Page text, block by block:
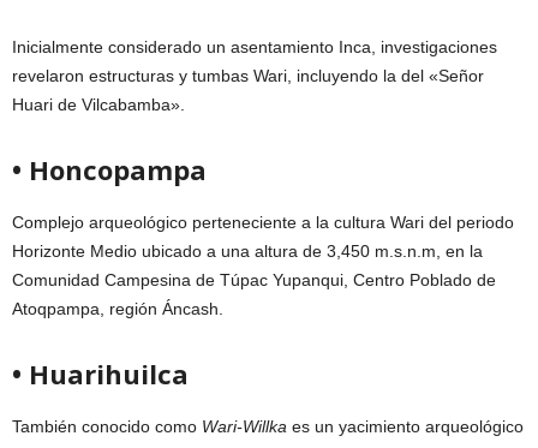
Inicialmente considerado un asentamiento Inca, investigaciones
revelaron estructuras y tumbas Wari, incluyendo la del «Señor
Huari de Vilcabamba».
• Honcopampa
Complejo arqueológico perteneciente a la cultura Wari del periodo
Horizonte Medio ubicado a una altura de 3,450 m.s.n.m, en la
Comunidad Campesina de Túpac Yupanqui, Centro Poblado de
Atoqpampa, región Áncash.
• Huarihuilca
También conocido como Wari-Willka es un yacimiento arqueológico